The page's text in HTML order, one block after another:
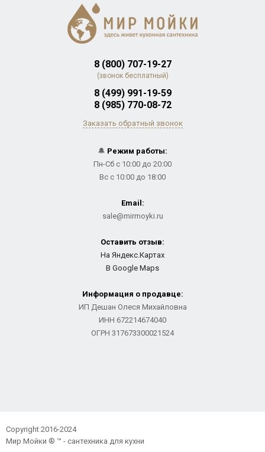
8 (800) 707-19-27
(звонок бесплатный)
8 (499) 991-19-59
8 (985) 770-08-72
Заказать обратный звонок
🔔 Режим работы:
Пн-Сб с 10:00 до 20:00
Вс с 10:00 до 18:00
Email:
sale@mirmoyki.ru
Оставить отзыв:
На Яндекс.Картах
В Google Maps
Информация о продавце:
ИП Дешан Олеся Михайловна
ИНН 672214674040
ОГРН 317673300021524
Copyright 2016-2024
Мир Мойки ® ™ - сантехника для кухни